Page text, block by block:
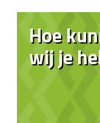
Hoe
wij je